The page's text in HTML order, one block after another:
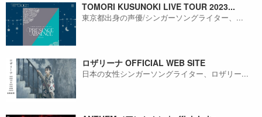
TOMORI KUSUNOKI LIVE TOUR 2023...
東京都出身の声優/シンガーソングライター、...
ロザリーナ OFFICIAL WEB SITE
日本の女性シンガーソングライター、ロザリー...